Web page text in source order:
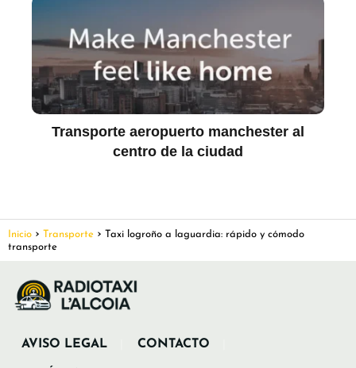
Transporte aeropuerto manchester al
centro de la ciudad
Inicio Transporte
Taxi logroño a laguardia: rápido y cómodo
transporte
AVISO LEGAL CONTACTO